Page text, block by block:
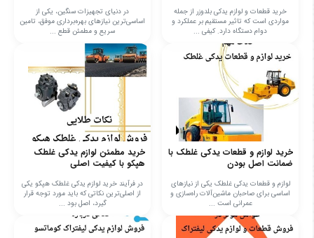
خرید قطعات و لوازم یدکی بلدوزر از جمله
مواردی است که تاثیر مستقیم بر عملکرد و
دوام دستگاه دارد. کیفی ...
در دنیای تجهیزات سنگین، یکی از
اساسی‌ترین نیازهای بهره‌برداری موفق، تامین
سریع و مطمئن قطع ...
خرید لوازم و قطعات یدکی غلطک با
ضمانت اصل بودن
لوازم و قطعات یدکی غلطک یکی از نیازهای
اساسی برای صاحبان ماشین‌آلات راه‌سازی و
عمرانی است ...
خرید مطمئن لوازم یدکی غلطک
هپکو با کیفیت اصلی
در فرآیند خرید لوازم یدکی غلطک هپکو یکی
از اصلی‌ترین نکاتی که باید مورد توجه قرار
گیرد، اصل بود ...